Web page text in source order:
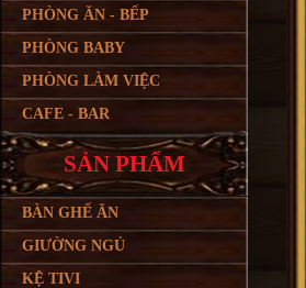
PHÒNG ĂN - BẾP
PHÒNG BABY
PHÒNG LÀM VIỆC
CAFE - BAR
SẢN PHẨM
BÀN GHẾ ĂN
GIƯỜNG NGỦ
KỆ TIVI